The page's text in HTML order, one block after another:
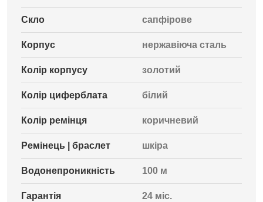
Скло сапфірове
Корпус нержавіюча сталь
Колір корпусу золотий
Колір циферблата білий
Колір ремінця коричневий
Ремінець | браслет шкіра
Водонепроникність 100 м
Гарантія 24 міс.